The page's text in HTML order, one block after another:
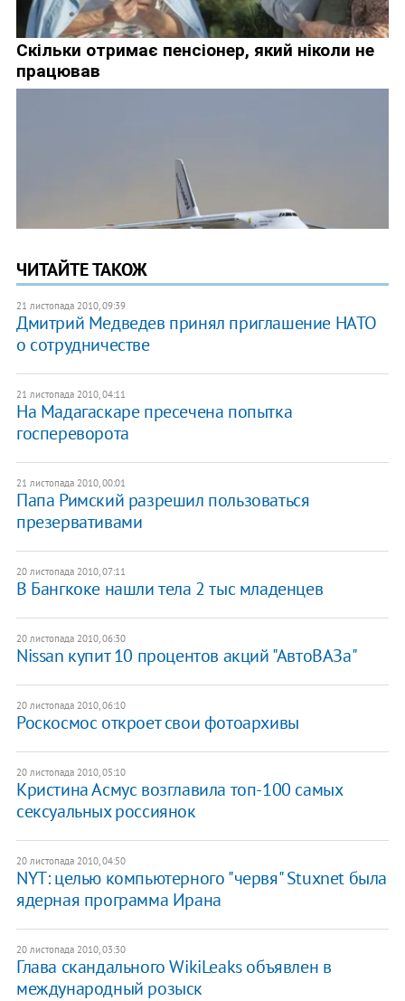
ЧИТАЙТЕ ТАКОЖ
21 листопада 2010, 09:39
Дмитрий Медведев принял приглашение НАТО
о сотрудничестве
21 листопада 2010, 04:11
На Мадагаскаре пресечена попытка
госпереворота
21 листопада 2010, 00:01
Папа Римский разрешил пользоваться
презервативами
20 листопада 2010, 07:11
В Бангкоке нашли тела 2 тыс младенцев
20 листопада 2010, 06:30
Nissan купит 10 процентов акций "АвтоВАЗа"
20 листопада 2010, 06:10
Роскосмос откроет свои фотоархивы
20 листопада 2010, 05:10
Кристина Асмус возглавила топ-100 самых
сексуальных россиянок
20 листопада 2010, 04:50
NYT: целью компьютерного "червя" Stuxnet была
ядерная программа Ирана
20 листопада 2010, 03:30
Глава скандального WikiLeaks объявлен в
международный розыск